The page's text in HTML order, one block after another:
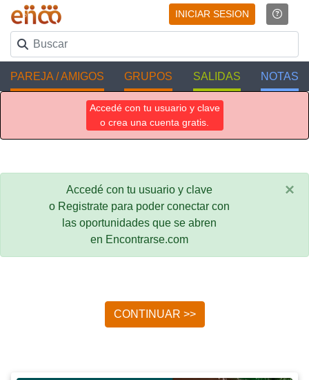
INICIAR SESION
PAREJA / AMIGOS GRUPOS SALIDAS NOTAS
Accedé con tu usuario y clave
o crea una cuenta gratis.
Accedé con tu usuario y clave
o Registrate para poder conectar con
las oportunidades que se abren
en Encontrarse.com
×
CONTINUAR >>